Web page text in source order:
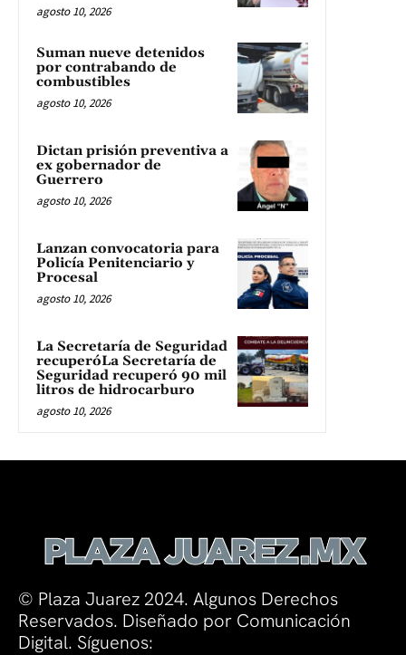
agosto 10, 2026
Suman nueve detenidos
por contrabando de
combustibles
agosto 10, 2026
Dictan prisión preventiva a
ex gobernador de
Guerrero
agosto 10, 2026
Lanzan convocatoria para
Policía Penitenciario y
Procesal
agosto 10, 2026
La Secretaría de Seguridad
recuperóLa Secretaría de
Seguridad recuperó 90 mil
litros de hidrocarburo
agosto 10, 2026
© Plaza Juarez 2024. Algunos Derechos
Reservados. Diseñado por Comunicación
Digital. Síguenos: